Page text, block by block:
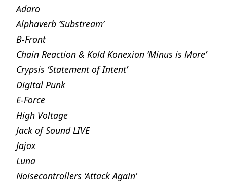
Adaro
Alphaverb ‘Substream’
B-Front
Chain Reaction & Kold Konexion ‘Minus is More’
Crypsis ‘Statement of Intent’
Digital Punk
E-Force
High Voltage
Jack of Sound LIVE
Jajox
Luna
Noisecontrollers ‘Attack Again’